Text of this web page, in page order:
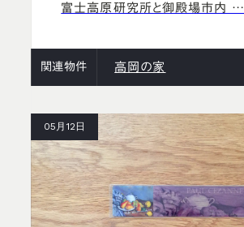
富士高原研究所と御殿場市内 …
関連物件 高岡の家
05月12日